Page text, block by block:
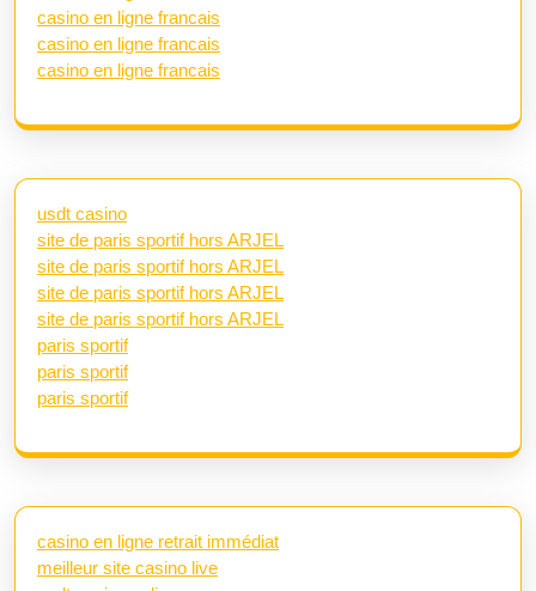
casino en ligne francais
casino en ligne francais
casino en ligne francais
usdt casino
site de paris sportif hors ARJEL
site de paris sportif hors ARJEL
site de paris sportif hors ARJEL
site de paris sportif hors ARJEL
paris sportif
paris sportif
paris sportif
casino en ligne retrait immédiat
meilleur site casino live